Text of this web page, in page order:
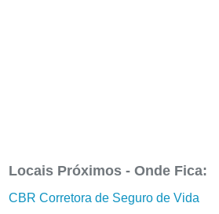
Locais Próximos - Onde Fica:
CBR Corretora de Seguro de Vida